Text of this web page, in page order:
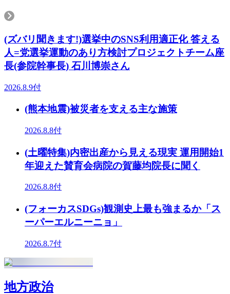
(ズバリ聞きます!)選挙中のSNS利用適正化 答える
人=党選挙運動のあり方検討プロジェクトチーム座
長(参院幹事長) 石川博崇さん
2026.8.9付
(熊本地震)被災者を支える主な施策
2026.8.8付
(土曜特集)内密出産から見える現実 運用開始1
年迎えた賛育会病院の賀藤均院長に聞く
2026.8.8付
(フォーカスSDGs)観測史上最も強まるか「ス
ーパーエルニーニョ」
2026.8.7付
地方政治